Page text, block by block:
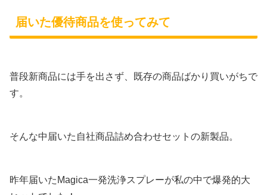
届いた優待商品を使ってみて
普段新商品には手を出さず、既存の商品ばかり買いがちで
す。
そんな中届いた自社商品詰め合わせセットの新製品。
昨年届いたMagica一発洗浄スプレーが私の中で爆発的大